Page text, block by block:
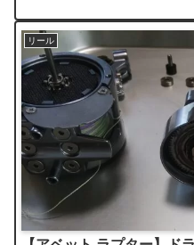
リール